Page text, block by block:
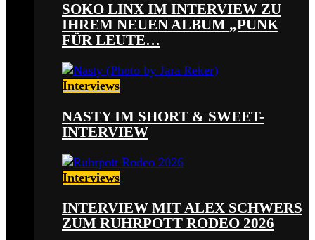
SOKO LINX IM INTERVIEW ZU
IHREM NEUEN ALBUM „PUNK
FÜR LEUTE…
Interviews
NASTY IM SHORT & SWEET-
INTERVIEW
Interviews
INTERVIEW MIT ALEX SCHWERS
ZUM RUHRPOTT RODEO 2026